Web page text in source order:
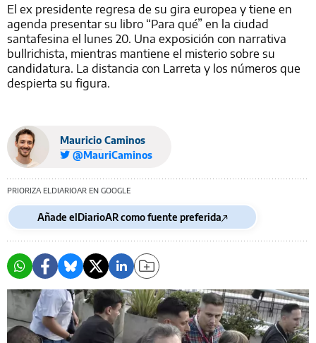
El ex presidente regresa de su gira europea y tiene en
agenda presentar su libro “Para qué” en la ciudad
santafesina el lunes 20. Una exposición con narrativa
bullrichista, mientras mantiene el misterio sobre su
candidatura. La distancia con Larreta y los números que
despierta su figura.
Mauricio Caminos
@MauriCaminos
PRIORIZA ELDIARIOAR EN GOOGLE
Añade elDiarioAR como fuente preferida